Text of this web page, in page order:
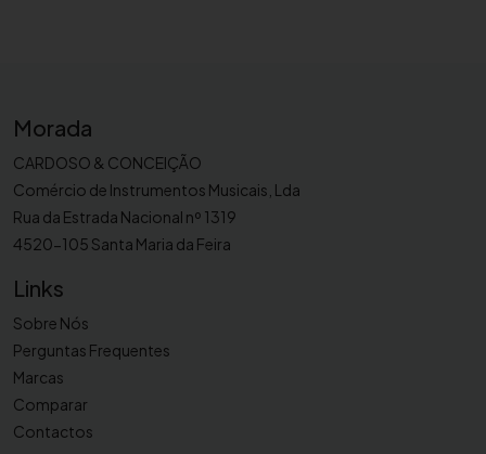
.
a
m
a
h
a
G
-
2
5
0
Morada
CARDOSO & CONCEIÇÃO
Comércio de Instrumentos Musicais, Lda
Rua da Estrada Nacional nº 1319
4520-105 Santa Maria da Feira
Links
Sobre Nós
Perguntas Frequentes
Marcas
Comparar
Contactos